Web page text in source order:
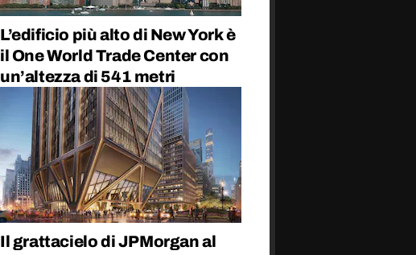
L’edificio più alto di New York è
il One World Trade Center con
un’altezza di 541 metri
Il grattacielo di JPMorgan al